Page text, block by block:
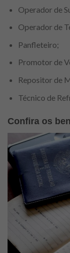
Operador de
Operador de
Panfleteiro;
Promotor de
Repositor de
Técnico de
Confira os